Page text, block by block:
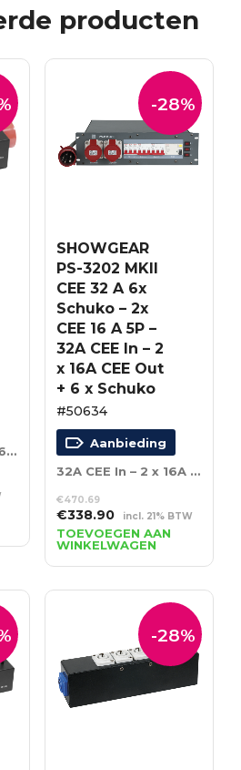
producten
5-polig 380V naar 6 schuko’s
-28%
SHOWGEAR
PS-3202 MKII
CEE 32 A 6x
Schuko – 2x
CEE 16 A 5P –
32A CEE In – 2
x 16A CEE Out
+ 6 x Schuko
#50634
Aanbieding
32A CEE In – 2 x 16A CEE Out + 6 x Schuko
€470.69
Oorspronkelijke
prijs
was:
€470.69.
€338.90Huidige
prijs
is:
€338.90.
incl. 21% BTW
TOEVOEGEN AAN
WINKELWAGEN
-28%